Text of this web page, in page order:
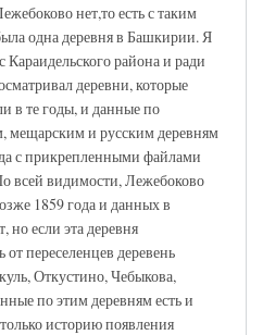
нет,то есть с таким
одна деревня в Башкирии. Я
Караидельского района и ради
деревни, которые
в те годы, и данные по
мещарским и русским деревням
с прикрепленными файлами
всей видимости, Лежебоково
1859 года и данных в
но если эта деревня
от переселенцев деревень
Откустино, Чебыкова,
по этим деревням есть и
историю появления